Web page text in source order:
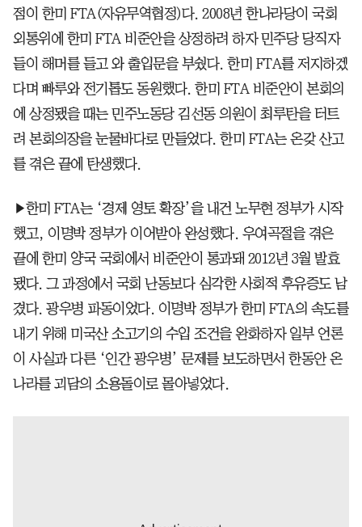
점이 한미 FTA(자유무역협정)다. 2008년 한나라당이 국회
외통위에 한미 FTA 비준안을 상정하려 하자 민주당 당직자
들이 해머를 들고 와 출입문을 부쉈다. 한미 FTA를 저지하겠
다며 빠루와 전기톱도 동원했다. 한미 FTA 비준안이 본회의
에 상정됐을 때는 민주노동당 김선동 의원이 최루탄을 터트
려 본회의장을 눈물바다로 만들었다. 한미 FTA는 온갖 산고
를 겪은 끝에 탄생했다.
▶한미 FTA는 ‘경제 영토 확장’을 내건 노무현 정부가 시작
했고, 이명박 정부가 이어받아 완성했다. 우여곡절을 겪은
끝에 한미 양국 국회에서 비준안이 통과돼 2012년 3월 발효
됐다. 그 과정에서 국회 난동보다 심각한 사회적 후유증도 남
겼다. 광우병 파동이었다. 이명박 정부가 한미 FTA의 속도를
내기 위해 미국산 소고기의 수입 조건을 완화하자 일부 언론
이 사실과 다른 ‘인간 광우병’ 문제를 보도하면서 한동안 온
나라를 괴담의 소용돌이로 몰아넣었다.